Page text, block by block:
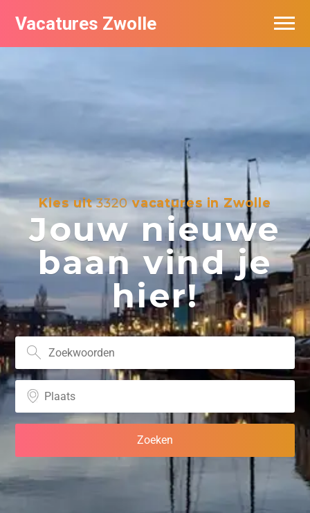
Vacatures Zwolle
Kies uit3320vacatures in Zwolle
Jouw nieuwe
baan vind je
hier!
Vacatures per bedrijf